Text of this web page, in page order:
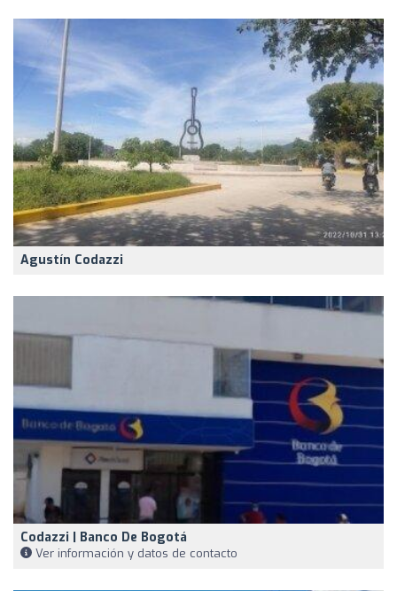
Agustín Codazzi
Codazzi | Banco De Bogotá
Ver información y datos de contacto